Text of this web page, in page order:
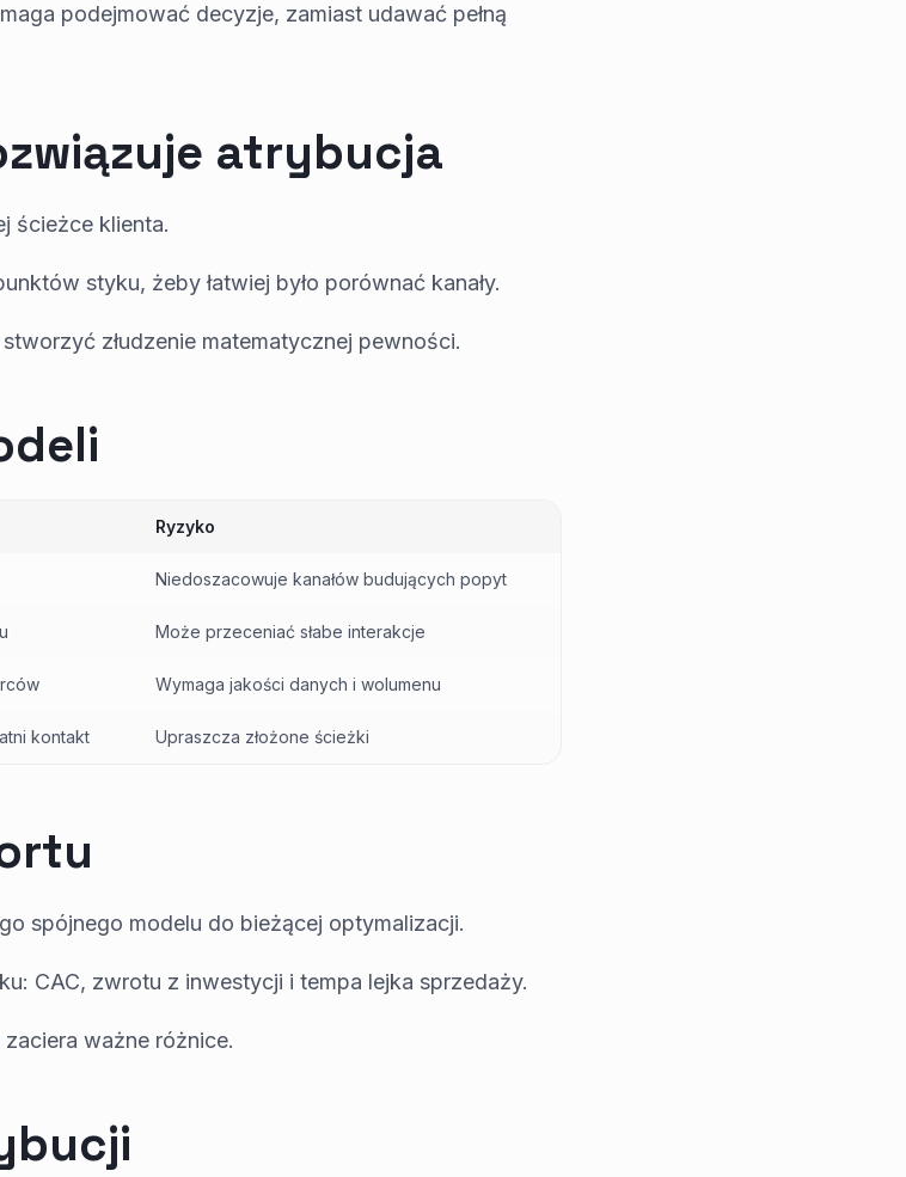
podejmować decyzje, zamiast udawać pełną
atrybucja
ścieżce klienta.
styku, żeby łatwiej było porównać kanały.
złudzenie matematycznej pewności.
Ryzyko
Niedoszacowuje kanałów budujących popyt
Może przeceniać słabe interakcje
Wymaga jakości danych i wolumenu
kontakt Upraszcza złożone ścieżki
spójnego modelu do bieżącej optymalizacji.
CAC, zwrotu z inwestycji i tempa lejka sprzedaży.
ważne różnice.